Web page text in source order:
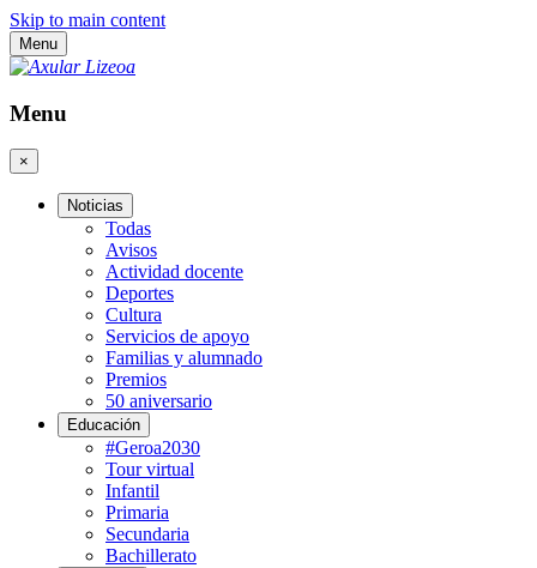
Skip to main content
Menu
Menu
×
Noticias
Todas
Avisos
Actividad docente
Deportes
Cultura
Servicios de apoyo
Familias y alumnado
Premios
50 aniversario
Educación
#Geroa2030
Tour virtual
Infantil
Primaria
Secundaria
Bachillerato